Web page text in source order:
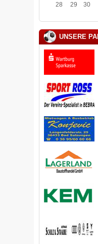
28
29 30
UNSERE